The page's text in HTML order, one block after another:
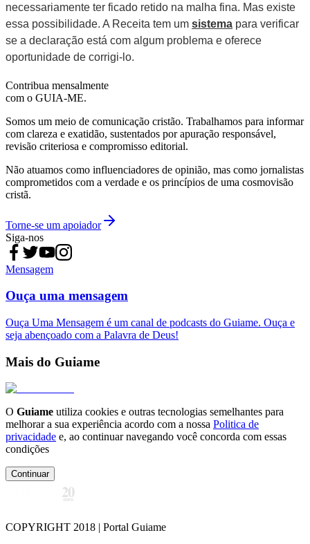
necessariamente ter ficado retido na malha fina. Mas existe
essa possibilidade. A Receita tem um sistema para verificar
se a declaração está com algum problema e oferece
oportunidade de corrigi-lo.
Contribua mensalmente
com o GUIA-ME.
Somos um meio de comunicação cristão. Trabalhamos para informar
com clareza e exatidão, sustentados por apuração responsável,
revisão criteriosa e compromisso editorial.
Não atuamos como influenciadores de opinião, mas como jornalistas
comprometidos com a verdade e os princípios de uma cosmovisão
cristã.
Torne-se um apoiador
Siga-nos
Mensagem
Ouça uma mensagem
Ouça Uma Mensagem é um canal de podcasts do Guiame. Ouça e
seja abençoado com a Palavra de Deus!
Mais do Guiame
O Guiame utiliza cookies e outras tecnologias semelhantes para
melhorar a sua experiência acordo com a nossa Politica de
privacidade e, ao continuar navegando você concorda com essas
condições
Continuar
COPYRIGHT 2018 | Portal Guiame